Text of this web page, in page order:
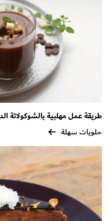
طريقة عمل مهلبية بالشوكولاتة
حلويات سهلة